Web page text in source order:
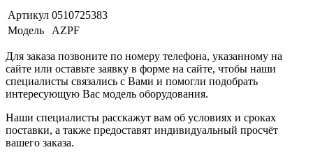
Артикул 0510725383
Модель
AZPF
Для заказа позвоните по номеру телефона, указанному на
сайте или оставьте заявку в форме на сайте, чтобы наши
специалисты связались с Вами и помогли подобрать
интересующую Вас модель оборудования.
Наши специалисты расскажут вам об условиях и сроках
поставки, а также предоставят индивидуальный просчёт
вашего заказа.